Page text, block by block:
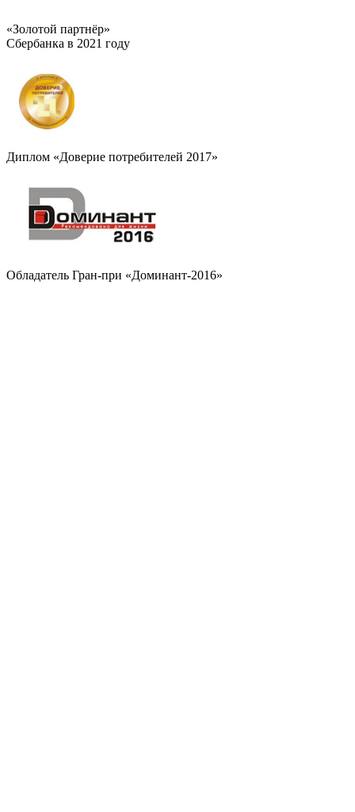
«Золотой партнёр»
Сбербанка в 2021 году
Диплом «Доверие потребителей 2017»
Обладатель Гран-при «Доминант-2016»